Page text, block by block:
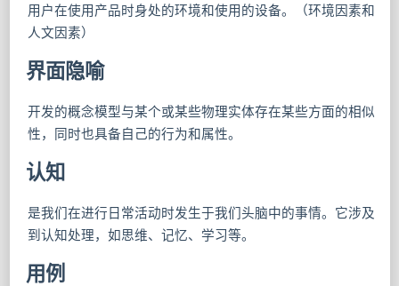
用户在使用产品时身处的环境和使用的设备。（环境因素和
人文因素）
界面隐喻
开发的概念模型与某个或某些物理实体存在某些方面的相似
性，同时也具备自己的行为和属性。
认知
是我们在进行日常活动时发生于我们头脑中的事情。它涉及
到认知处理，如思维、记忆、学习等。
用例